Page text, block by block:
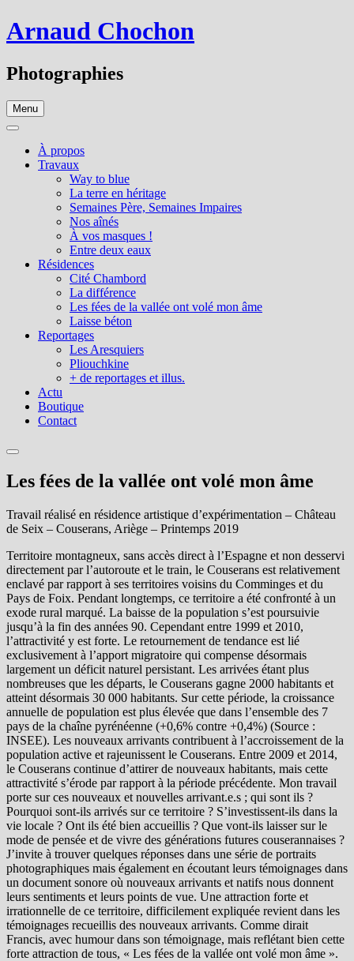
Aller
au
Arnaud Chochon
Photographies
Menu
À propos
Travaux
Way to blue
La terre en héritage
Semaines Père, Semaines Impaires
Nos aînés
À vos masques !
Entre deux eaux
Résidences
Cité Chambord
La différence
Les fées de la vallée ont volé mon âme
Laisse béton
Reportages
Les Aresquiers
Pliouchkine
+ de reportages et illus.
Actu
Boutique
Contact
Les fées de la vallée ont volé mon âme
Travail réalisé en résidence artistique d’expérimentation – Château
de Seix – Couserans, Ariège – Printemps 2019
Territoire montagneux, sans accès direct à l’Espagne et non desservi
directement par l’autoroute et le train, le Couserans est relativement
enclavé par rapport à ses territoires voisins du Comminges et du
Pays de Foix. Pendant longtemps, ce territoire a été confronté à un
exode rural marqué. La baisse de la population s’est poursuivie
jusqu’à la fin des années 90. Cependant entre 1999 et 2010,
l’attractivité y est forte. Le retournement de tendance est lié
exclusivement à l’apport migratoire qui compense désormais
largement un déficit naturel persistant. Les arrivées étant plus
nombreuses que les départs, le Couserans gagne 2000 habitants et
atteint désormais 30 000 habitants. Sur cette période, la croissance
annuelle de population est plus élevée que dans l’ensemble des 7
pays de la chaîne pyrénéenne (+0,6% contre +0,4%) (Source :
INSEE). Les nouveaux arrivants contribuent à l’accroissement de la
population active et rajeunissent le Couserans. Entre 2009 et 2014,
le Couserans continue d’attirer de nouveaux habitants, mais cette
attractivité s’érode par rapport à la période précédente. Mon travail
porte sur ces nouveaux et nouvelles arrivant.e.s ; qui sont ils ?
Pourquoi sont-ils arrivés sur ce territoire ? S’investissent-ils dans la
vie locale ? Ont ils été bien accueillis ? Que vont-ils laisser sur le
mode de pensée et de vivre des générations futures couserannaises ?
J’invite à trouver quelques réponses dans une série de portraits
photographiques mais également en écoutant leurs témoignages dans
un document sonore où nouveaux arrivants et natifs nous donnent
leurs sentiments et leurs points de vue. Une attraction forte et
irrationnelle de ce territoire, difficilement expliquée revient dans les
témoignages recueillis des nouveaux arrivants. Comme dirait
Francis, avec humour dans son témoignage, mais reflétant bien cette
forte attraction de tous, « Les fées de la vallée ont volé mon âme ».